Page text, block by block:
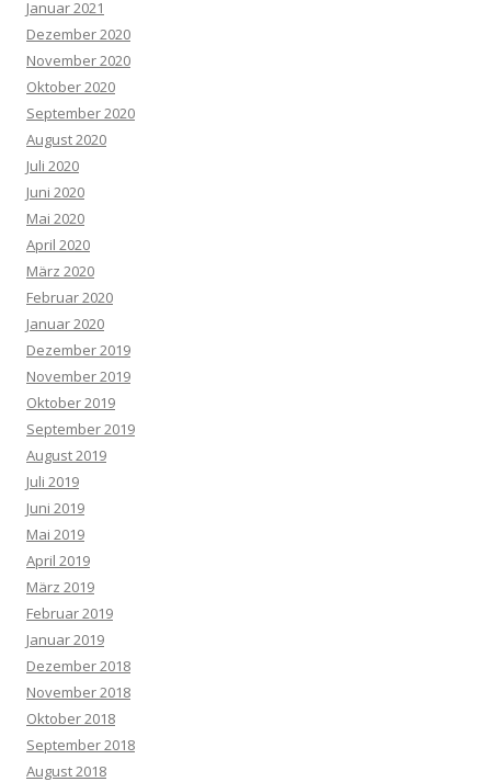
Januar 2021
Dezember 2020
November 2020
Oktober 2020
September 2020
August 2020
Juli 2020
Juni 2020
Mai 2020
April 2020
März 2020
Februar 2020
Januar 2020
Dezember 2019
November 2019
Oktober 2019
September 2019
August 2019
Juli 2019
Juni 2019
Mai 2019
April 2019
März 2019
Februar 2019
Januar 2019
Dezember 2018
November 2018
Oktober 2018
September 2018
August 2018